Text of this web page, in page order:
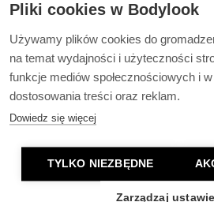
Pliki cookies w Bodylook
Używamy plików cookies do
na temat wydajności i użyteczności
funkcje mediów społecznościowych i
dostosowania treści oraz reklam.
Dowiedz się więcej
TYLKO NIEZBĘDNE
Zarządzaj